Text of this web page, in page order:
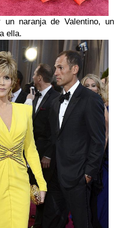
un naranja de Valentino, un
ella.